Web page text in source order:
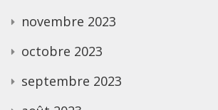
novembre 2023
octobre 2023
septembre 2023